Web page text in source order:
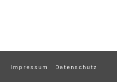
Impressum Datenschutz